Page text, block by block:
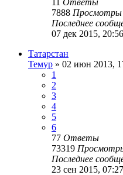
7888 Просмотры
Последнее
07 дек 2015, 20:56
Татарстан
Темур » 02 июн 2013,
1
2
3
4
5
6
77 Ответы
73319
Последнее
23 сен 2015, 07:27